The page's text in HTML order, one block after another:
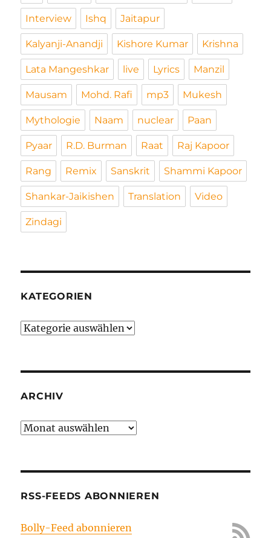
Interview Ishq Jaitapur
Kalyanji-Anandji Kishore Kumar Krishna
Lata Mangeshkar live Lyrics Manzil
Mausam Mohd. Rafi mp3 Mukesh
Mythologie Naam nuclear Paan
Pyaar R.D. Burman Raat Raj Kapoor
Rang Remix Sanskrit Shammi Kapoor
Shankar-Jaikishen Translation Video
Zindagi
KATEGORIEN
Kategorien
ARCHIV
Archiv
RSS-FEEDS ABONNIEREN
Bolly-Feed abonnieren